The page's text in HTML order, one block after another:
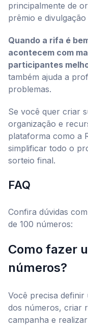
principalmente de
prêmio e
Quando a rifa é
acontecem com
participantes
também ajuda a
problemas.
Se você quer criar
organização e
plataforma como a
simplificar todo o
sorteio final.
FAQ
Confira dúvidas
de 100 números:
Como fazer
números?
Você precisa
dos números, criar
campanha e